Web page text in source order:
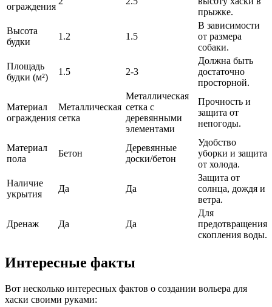
ограждения
прыжке.
Высота
будки
1.2 1.5
В зависимости
от размера
собаки.
Площадь
будки (м²)
1.5 2-3
Должна быть
достаточно
просторной.
Материал
ограждения
Металлическая
сетка
Металлическая
сетка с
деревянными
элементами
Прочность и
защита от
непогоды.
Материал
пола
Бетон
Деревянные
доски/бетон
Удобство
уборки и защита
от холода.
Наличие
укрытия
Да Да
Защита от
солнца, дождя и
ветра.
Дренаж Да Да
Для
предотвращения
скопления воды.
Интересные факты
Вот несколько интересных фактов о создании вольера для
хаски своими руками: